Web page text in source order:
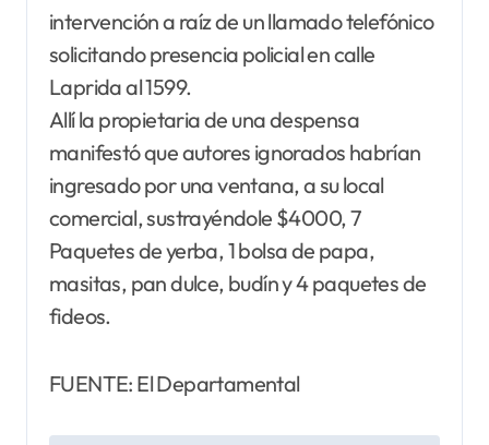
intervención a raíz de un llamado telefónico
solicitando presencia policial en calle
Laprida al 1599.
Allí la propietaria de una despensa
manifestó que autores ignorados habrían
ingresado por una ventana, a su local
comercial, sustrayéndole $4000, 7
Paquetes de yerba, 1 bolsa de papa,
masitas, pan dulce, budín y 4 paquetes de
fideos.
FUENTE: El Departamental